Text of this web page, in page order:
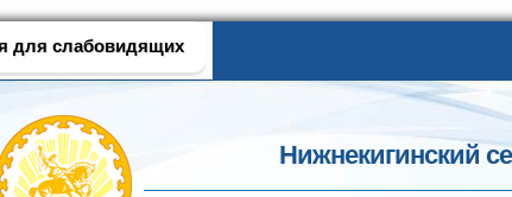
для слабовидящих
Нижнекигинский